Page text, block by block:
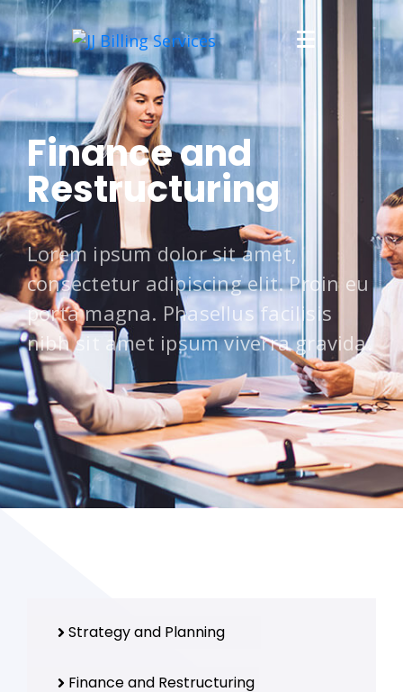
Finance and
Restructuring
Lorem ipsum dolor sit amet,
consectetur adipiscing elit. Proin eu
porta magna. Phasellus facilisis
nibh sit amet ipsum viverra gravida.
Strategy and Planning
Finance and Restructuring